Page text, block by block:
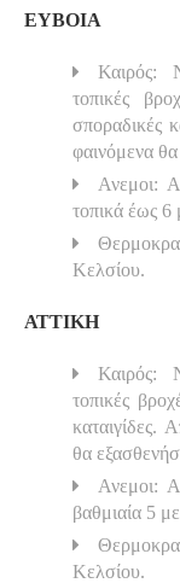
ΕΥΒΟΙΑ
Καιρός:
τοπικές
σποραδικές
φαινόμενα
Ανεμοι:
τοπικά έως 6
Κελσίου.
ΑΤΤΙΚΗ
Καιρός:
τοπικές
καταιγίδες.
θα
Ανεμοι:
βαθμιαία 5
Κελσίου.